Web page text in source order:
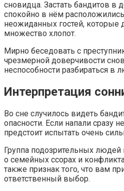
сновидца. Застать бандитов в
спокойно в нём
неожиданных гостей, которые
множество хлопот.
Мирно беседовать с
чрезмерной доверчивости
неспособности разбираться в
Интерпретация
Во сне случилось видеть
опасности. Если напали сразу
предстоит испытать очень
Группа подозрительных
о семейных ссорах и
также признак того, что вам
ответственный выбор.